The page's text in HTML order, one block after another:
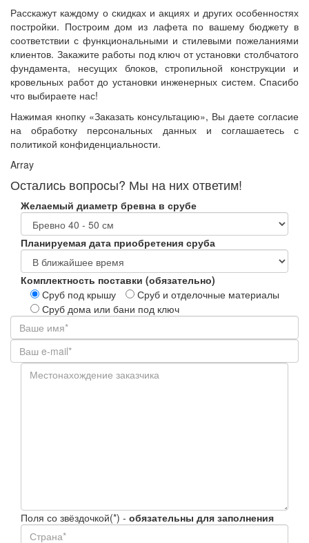
Расскажут каждому о скидках и акциях и других особенностях
постройки. Построим дом из лафета по вашему бюджету в
соответствии с функциональными и стилевыми пожеланиями
клиентов. Закажите работы под ключ от установки столбчатого
фундамента, несущих блоков, стропильной конструкции и
кровельных работ до установки инженерных систем. Спасибо
что выбираете нас!
Нажимая кнопку «Заказать консультацию», Вы даете согласие
на обработку персональных данных и соглашаетесь с
политикой конфиденциальности.
Array
Остались вопросы? Мы на них ответим!
Желаемый диаметр бревна в срубе
Планируемая дата приобретения сруба
Комплектность поставки (обязательно)
Сруб под крышу
Сруб и отделочные материалы
Сруб дома или бани под ключ
Поля со звёздочкой(*) - обязательны для заполнения